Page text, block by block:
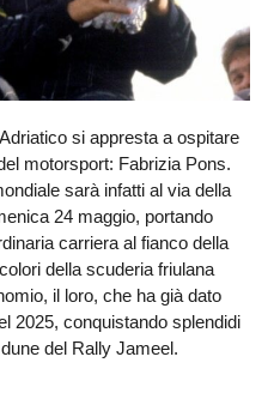
si appresta a ospitare
motorsport: Fabrizia Pons.
sarà infatti al via della
24 maggio, portando
carriera al fianco della
della scuderia friulana
il loro, che ha già dato
2025, conquistando splendidi
del Rally Jameel.